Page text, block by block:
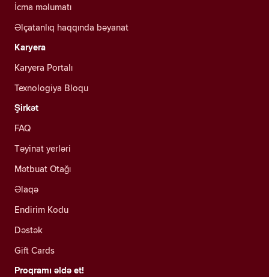
İcma məlumatı
Əlçatanlıq haqqında bəyanat
Karyera
Karyera Portalı
Texnologiya Bloqu
Şirkət
FAQ
Təyinat yerləri
Mətbuat Otağı
Əlaqə
Endirim Kodu
Dəstək
Gift Cards
Proqramı əldə et!